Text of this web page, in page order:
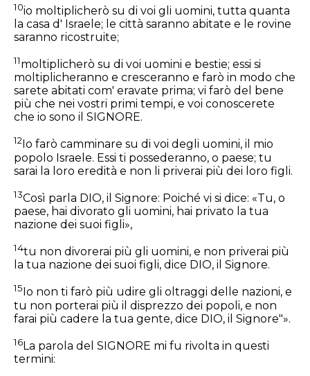
10io moltiplicherò su di voi gli uomini, tutta quanta
la casa d' Israele; le città saranno abitate e le rovine
saranno ricostruite;
11moltiplicherò su di voi uomini e bestie; essi si
moltiplicheranno e cresceranno e farò in modo che
sarete abitati com' eravate prima; vi farò del bene
più che nei vostri primi tempi, e voi conoscerete
che io sono il SIGNORE.
12 Io farò camminare su di voi degli uomini, il mio
popolo Israele. Essi ti possederanno, o paese; tu
sarai la loro eredità e non li priverai più dei loro figli.
13Così parla DIO, il Signore: Poiché vi si dice: «Tu, o
paese, hai divorato gli uomini, hai privato la tua
nazione dei suoi figli»,
14tu non divorerai più gli uomini, e non priverai più
la tua nazione dei suoi figli, dice DIO, il Signore.
15 Io non ti farò più udire gli oltraggi delle nazioni, e
tu non porterai più il disprezzo dei popoli, e non
farai più cadere la tua gente, dice DIO, il Signore"».
16La parola del SIGNORE mi fu rivolta in questi
termini: